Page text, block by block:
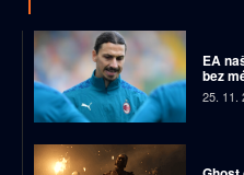
EA
bez
25. 11.